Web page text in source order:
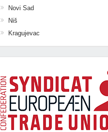
Novi Sad
Niš
Kragujevac